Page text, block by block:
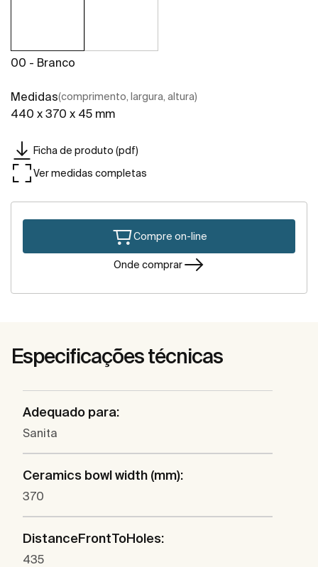
00 - Branco
Medidas(comprimento, largura, altura)
440 x 370 x 45 mm
Ficha de produto (pdf)
Ver medidas completas
Compre on-line
Onde comprar
Especificações técnicas
Adequado para:
Sanita
Ceramics bowl width (mm):
370
DistanceFrontToHoles:
435